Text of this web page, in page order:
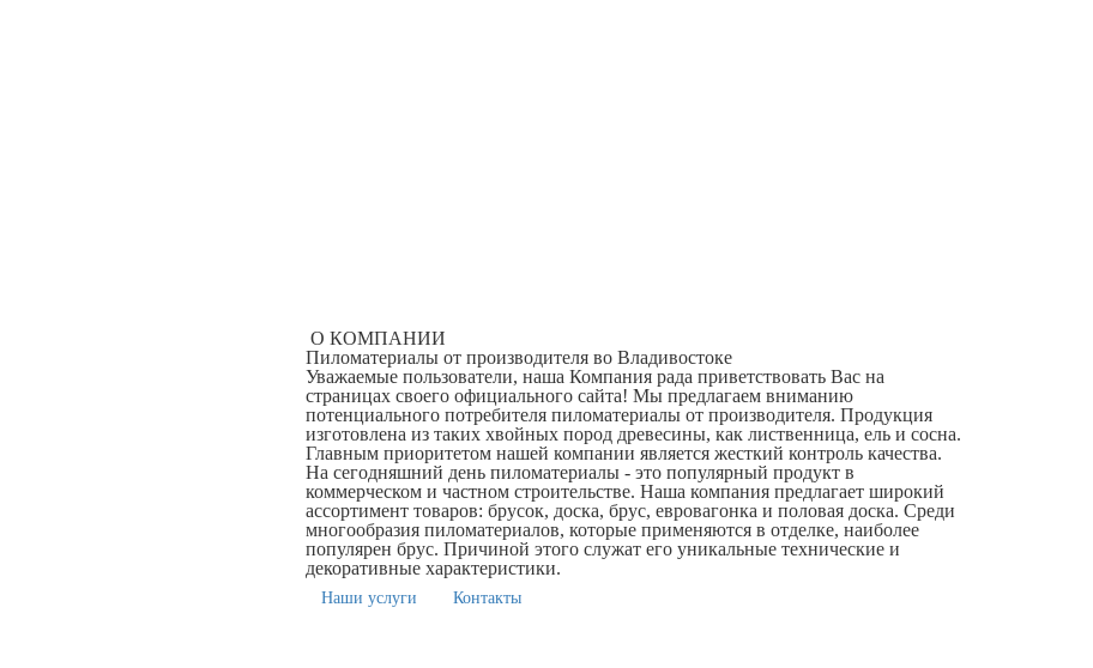
О КОМПАНИИ
Пиломатериалы от производителя во Владивостоке
Уважаемые пользователи, наша Компания рада приветствовать Вас на
страницах своего официального сайта! Мы предлагаем вниманию
потенциального потребителя пиломатериалы от производителя. Продукция
изготовлена из таких хвойных пород древесины, как лиственница, ель и сосна.
Главным приоритетом нашей компании является жесткий контроль качества.
На сегодняшний день пиломатериалы - это популярный продукт в
коммерческом и частном строительстве. Наша компания предлагает широкий
ассортимент товаров: брусок, доска, брус, евровагонка и половая доска. Среди
многообразия пиломатериалов, которые применяются в отделке, наиболее
популярен брус. Причиной этого служат его уникальные технические и
декоративные характеристики.
Наши услуги Контакты